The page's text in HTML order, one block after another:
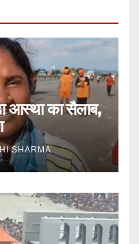
आस्था का सैलाब,
SHARMA